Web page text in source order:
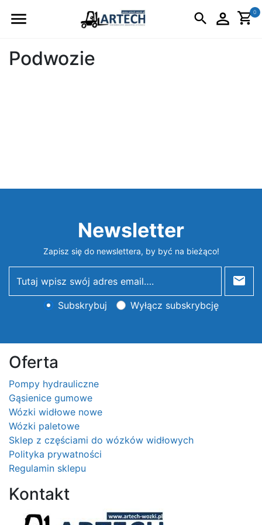
0
Podwozie
Newsletter
Zapisz się do newslettera, by być na bieżąco!
newsletter
Subskrybuj Wyłącz subskrybcję
Oferta
Pompy hydrauliczne
Gąsienice gumowe
Wózki widłowe nowe
Wózki paletowe
Sklep z częściami do wózków widłowych
Polityka prywatności
Regulamin sklepu
Kontakt